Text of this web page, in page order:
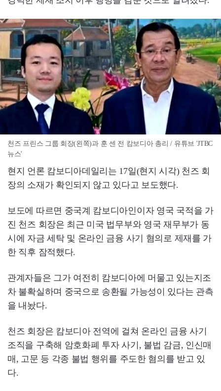
천즈 프린스 그룹 회장(왼쪽)과 훈 센 전 캄보디아 총리 / 유튜브 'JTBC
뉴스'
현지 언론 캄보디아데일리는 17일(현지 시각) 천즈 회
장의 소재가 확인되지 않고 있다고 보도했다.
보도에 따르면 중국계 캄보디아인이자 영국 국적을 가
진 천즈 회장은 최근 미국 법무부와 영국 재무부가 동
시에 자금 세탁 및 온라인 금융 사기 혐의로 제재를 가
한 직후 잠적했다.
관계자들은 그가 여전히 캄보디아에 머물고 있는지조
차 불확실하며 중국으로 송환될 가능성이 있다는 관측
을 내놨다.
천즈 회장은 캄보디아 전역에 걸쳐 온라인 금융 사기
조직을 구축해 암호화폐 투자 사기, 불법 감금, 인신매
매, 고문 등 각종 불법 행위를 주도한 혐의를 받고 있
다.